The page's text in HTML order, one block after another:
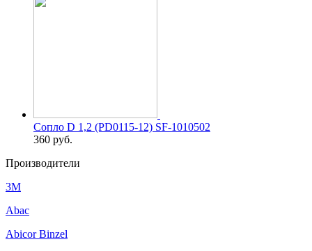
Сопло D 1,2 (PD0115-12) SF-1010502
360 руб.
Производители
3M
Abac
Abicor Binzel